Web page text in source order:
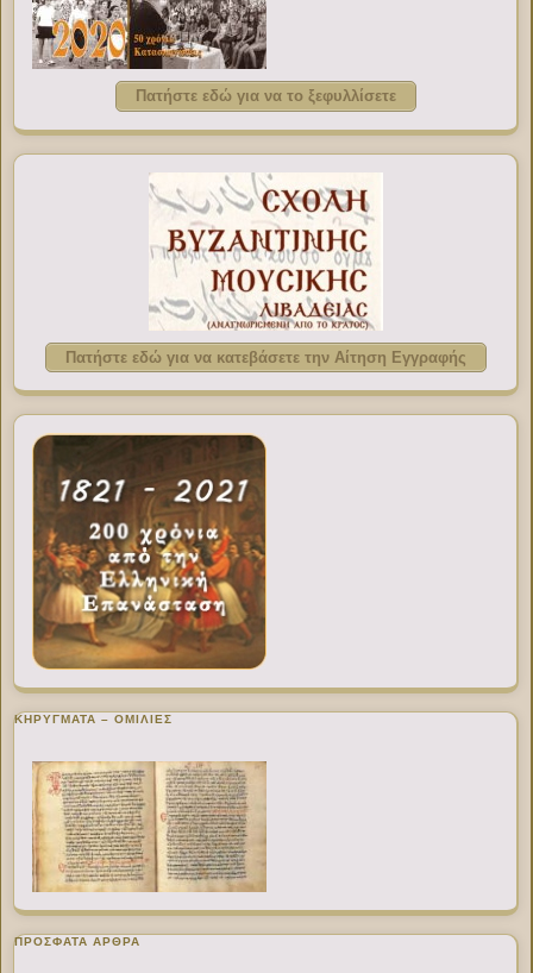
Πατήστε εδώ για να το ξεφυλλίσετε
Πατήστε εδώ για να κατεβάσετε την Αίτηση Εγγραφής
ΚΗΡΥΓΜΑΤΑ – ΟΜΙΛΙΕΣ
ΠΡΌΣΦΑΤΑ ΆΡΘΡΑ